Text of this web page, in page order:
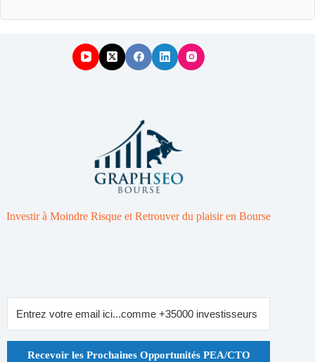
Investir à Moindre Risque et Retrouver du plaisir en Bourse
Recevoir les Prochaines Opportunités PEA/CTO